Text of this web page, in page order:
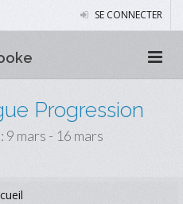
SE CONNECTER
Progression
9 mars - 16 mars